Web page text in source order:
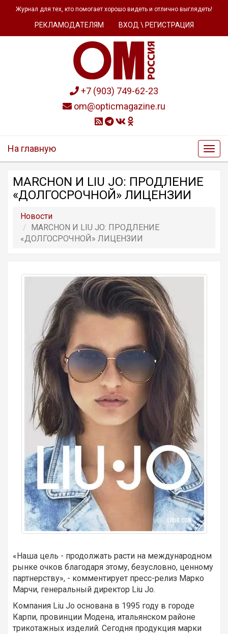
Журнал для тех, кто помогает хорошо видеть и отлично выглядеть!
РЕКЛАМОДАТЕЛЯМ ВХОД \ РЕГИСТРАЦИЯ
+7 (903) 749-62-23
om@opticmagazine.ru
На главную
MARCHON И LIU JO: ПРОДЛЕНИЕ
«ДОЛГОСРОЧНОЙ» ЛИЦЕНЗИИ
Новости
MARCHON И LIU JO: ПРОДЛЕНИЕ
«ДОЛГОСРОЧНОЙ» ЛИЦЕНЗИИ
«Наша цель - продолжать расти на международном
рынке очков благодаря этому, безусловно, ценному
партнерству», - комментирует пресс-релиз Марко
Марчи, генеральный директор Liu Jo.
Компания Liu Jo основана в 1995 году в городе
Карпи, провинции Модена, итальянском районе
трикотажных изделий. Сегодня продукция марки